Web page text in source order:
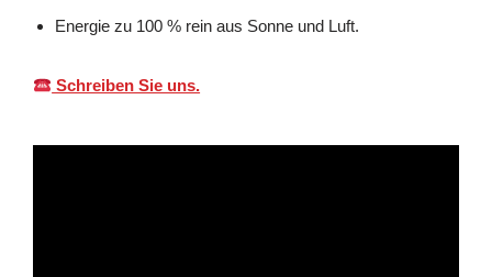
Energie zu 100 % rein aus Sonne und Luft.
Schreiben Sie uns.